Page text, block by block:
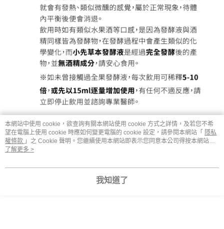
本網站中使用 cookie，欲查詢有關本網站使用 cookie 方式之詳情，及若您不希
望在電腦上使用 cookie 時應如何變更電腦的 cookie 設定，請參閱本網站「 隱私
權條款 」之 Cookie 聲明。您繼續使用本網站即表示您同意本公司得按本網站使
用條款之 Cookie 聲明使用 cookie。
了解更多 >
我知道了